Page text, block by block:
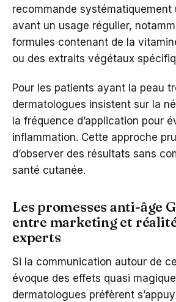
recommande systématiquement
avant un usage régulier,
formules contenant de la
ou des extraits végétaux
Pour les patients ayant la peau
dermatologues insistent sur la
la fréquence d’application pour
inflammation. Cette approche
d’observer des résultats sans
santé cutanée.
Les promesses anti-âge
entre marketing et
experts
Si la communication autour de
évoque des effets quasi
dermatologues préfèrent